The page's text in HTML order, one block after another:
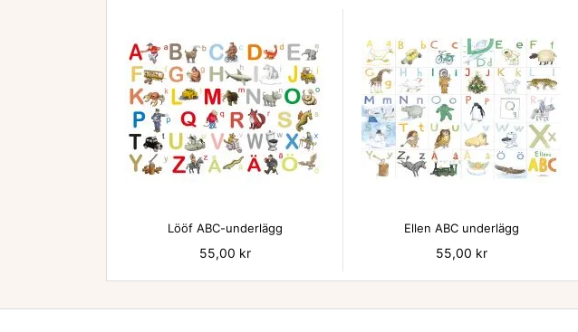

Lööf ABC-underlägg
Pris
55,00 kr

Ellen ABC underlägg
Pris
55,00 kr